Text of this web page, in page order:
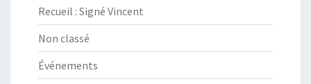
Recueil : Signé Vincent
Non classé
Événements